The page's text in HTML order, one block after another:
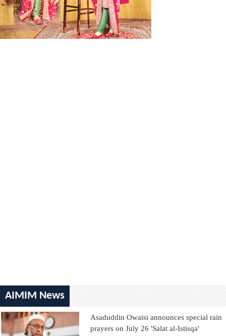
AIMIM News
Asaduddin Owaisi announces special rain
prayers on July 26 'Salat al-Istisqa'